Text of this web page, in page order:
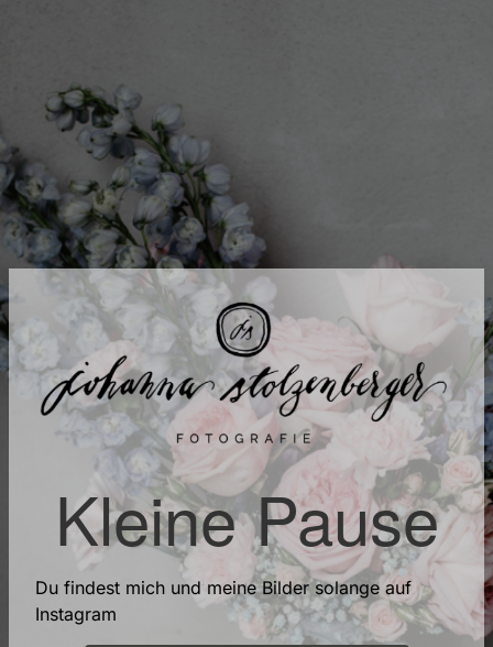
Kleine Pause
Du findest mich und meine Bilder solange auf
Instagram